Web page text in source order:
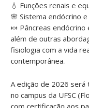
💧 Funções renais e
🌸 Sistema endócrino
🍬 Pâncreas
além de outras
fisiologia com a vida
contemporânea.
A edição de 2026
no campus da UFSC